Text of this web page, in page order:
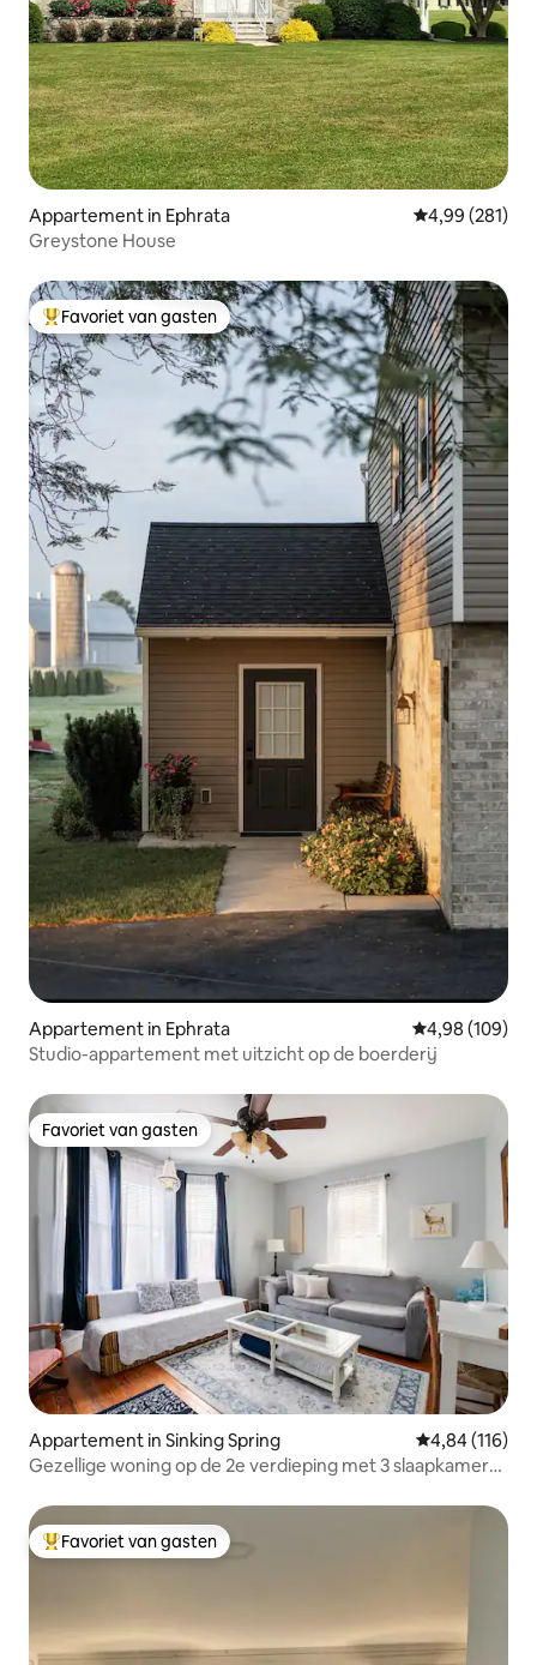
Appartement in Ephrata Gemiddelde
4,99 (281)
Greystone House
Topfavoriet van gasten
Favoriet van gasten
Appartement in Ephrata Gemiddelde
4,98 (109)
Studio-appartement met uitzicht op de boerderij
Favoriet van gasten
Favoriet van gasten
Appartement in Sinking Spring Gemiddelde
4,84 (116)
Gezellige woning op de 2e verdieping met 3 slaapkamers
Topfavoriet van gasten
Favoriet van gasten